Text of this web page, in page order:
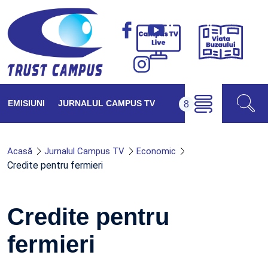
Campus
Viața
EMISIUNI JURNALUL CAMPUS TV
Acasă Jurnalul Campus TV Economic
Credite pentru fermieri
Credite pentru
fermieri